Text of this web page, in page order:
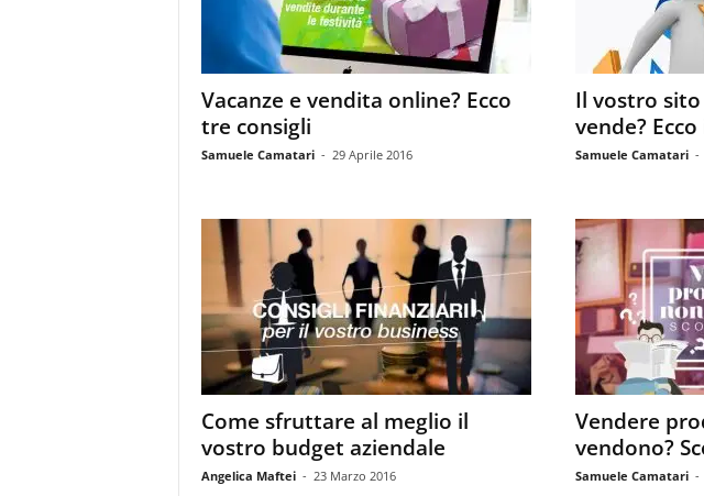
Vacanze e vendita online? Ecco
tre consigli
Samuele Camatari - 29 Aprile 2016
Il vostro
vende?
Samuele Camatari -
Come sfruttare al meglio il
vostro budget aziendale
Angelica Maftei - 23 Marzo 2016
Vendere
vendono?
Samuele Camatari -